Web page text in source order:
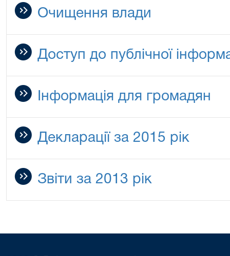
Очищення влади
Доступ до публічної
Інформація для громадян
Декларації за 2015 рік
Звіти за 2013 рік